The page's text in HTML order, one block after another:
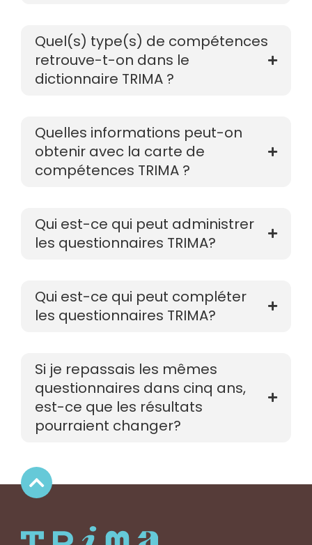
Quel(s) type(s) de compétences
retrouve-t-on dans le
dictionnaire TRIMA ?
Quelles informations peut-on
obtenir avec la carte de
compétences TRIMA ?
Qui est-ce qui peut administrer
les questionnaires TRIMA?
Qui est-ce qui peut compléter
les questionnaires TRIMA?
Si je repassais les mêmes
questionnaires dans cinq ans,
est-ce que les résultats
pourraient changer?